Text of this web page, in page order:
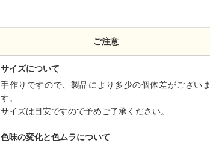
ご注意
サイズについて
手作りですので、製品により多少の個体差がございま
す。
サイズは目安ですので予めご了承ください。
色味の変化と色ムラについて